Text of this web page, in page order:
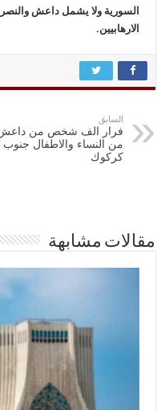
السورية ولا يشمل داعش
الارهابيين.
السابق
فرار الف شخص من داعش
من النساء والاطفال
كركوك
مقالات مشابهة